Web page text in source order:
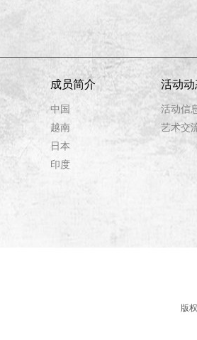
成员简介
中国
越南
日本
印度
活动动
活动信
艺术交
版